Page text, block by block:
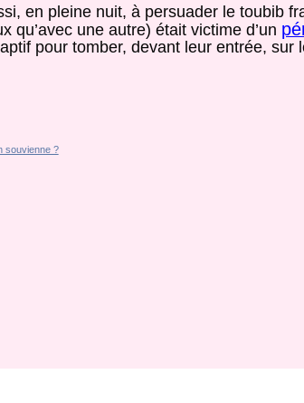
en pleine nuit, à persuader le toubib
qu’avec une autre) était victime d’un
pour tomber, devant leur entrée, sur